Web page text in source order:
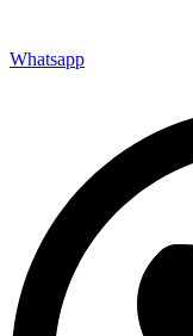
Whatsapp